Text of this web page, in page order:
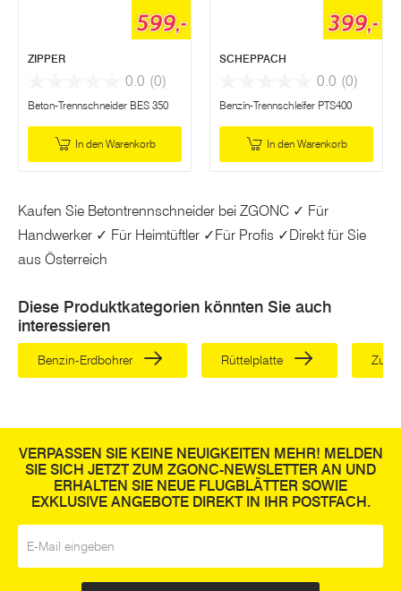
599,-
ZIPPER
0.0 (0)
Beton-Trennschneider BES 350
In den Warenkorb
399,-
SCHEPPACH
0.0 (0)
Benzin-Trennschleifer PTS400
In den Warenkorb
Kaufen Sie Betontrennschneider bei ZGONC ✓ Für
Handwerker ✓ Für Heimtüftler ✓Für Profis ✓Direkt für Sie
aus Österreich
Diese Produktkategorien könnten Sie auch
interessieren
Benzin-Erdbohrer Rüttelplatte
VERPASSEN SIE KEINE NEUIGKEITEN MEHR! MELDEN
SIE SICH JETZT ZUM ZGONC-NEWSLETTER AN UND
ERHALTEN SIE NEUE FLUGBLÄTTER SOWIE
EXKLUSIVE ANGEBOTE DIREKT IN IHR POSTFACH.